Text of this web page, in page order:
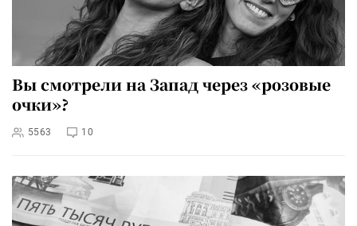
Вы смотрели на Запад через «розовые
очки»?
5563 10